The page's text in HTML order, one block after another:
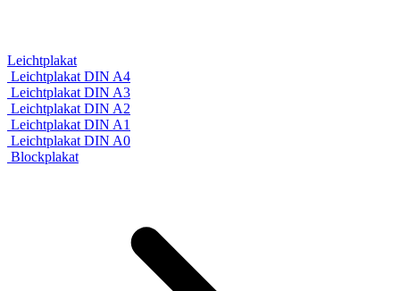
Leichtplakat
Leichtplakat DIN A4
Leichtplakat DIN A3
Leichtplakat DIN A2
Leichtplakat DIN A1
Leichtplakat DIN A0
Blockplakat